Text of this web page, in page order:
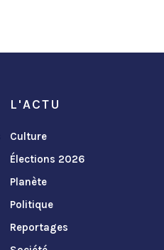
L'ACTU
Culture
Élections 2026
Planète
Politique
Reportages